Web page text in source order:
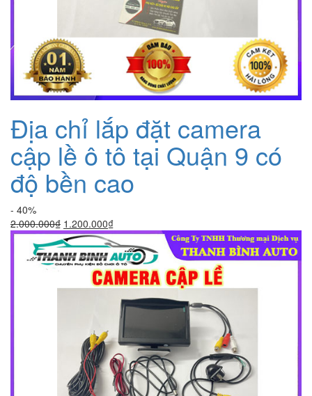
Địa chỉ lắp đặt camera
cập lề ô tô tại Quận 9 có
độ bền cao
- 40%
2.000.000₫ Giá
gốc
là:
2.000.000₫.
1.200.000₫Giá
hiện
tại
là:
1.200.000₫.